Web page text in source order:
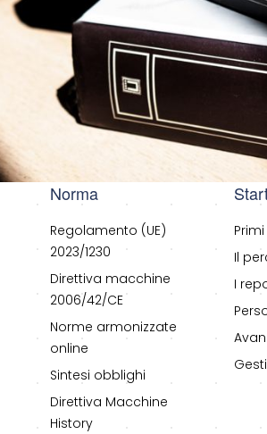
Norma
Regolamento (UE)
2023/1230
Direttiva macchine
2006/42/CE
Norme armonizzate
online
Sintesi obblighi
Direttiva Macchine
History
Il
I